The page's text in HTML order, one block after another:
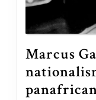
Marcus